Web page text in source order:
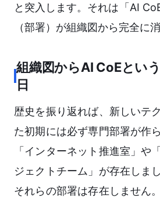
と突入します。それは「AI
（部署）が組織図から完全に
組織図からAI CoEとい
日
歴史を振り返れば、新しいテ
た初期には必ず専門部署が作
「インターネット推進室」や
ジェクトチーム」が存在しま
それらの部署は存在しません